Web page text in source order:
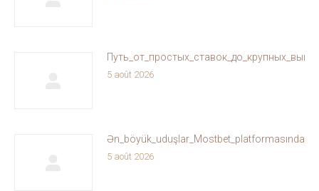
5 août 2026
5 août 2026